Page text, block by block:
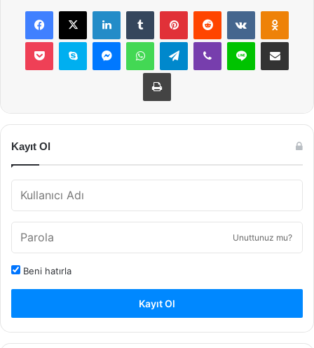
Facebook
X LinkedInTumblr PinterestReddit VKontakte
Pocket Skype MessengerWhatsAppTelegramViber Line E-Posta ile
Yazdır
Kayıt Ol
Unuttunuz mu?
Beni hatırla
Kayıt Ol